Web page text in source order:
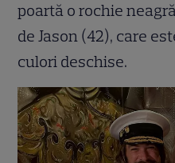
poartă o rochie
de Jason (42), care
culori deschise.